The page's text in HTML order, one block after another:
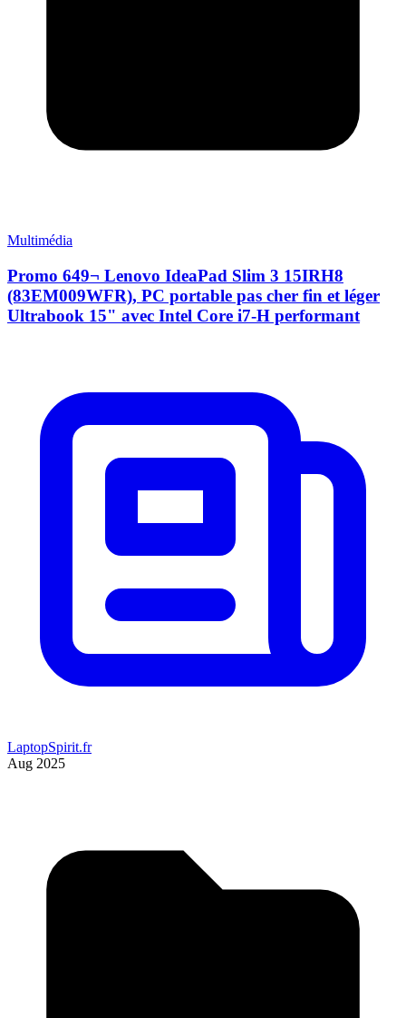
Multimédia
Promo 649¬ Lenovo IdeaPad Slim 3 15IRH8
(83EM009WFR), PC portable pas cher fin et léger
Ultrabook 15" avec Intel Core i7-H performant
LaptopSpirit.fr
Aug 2025